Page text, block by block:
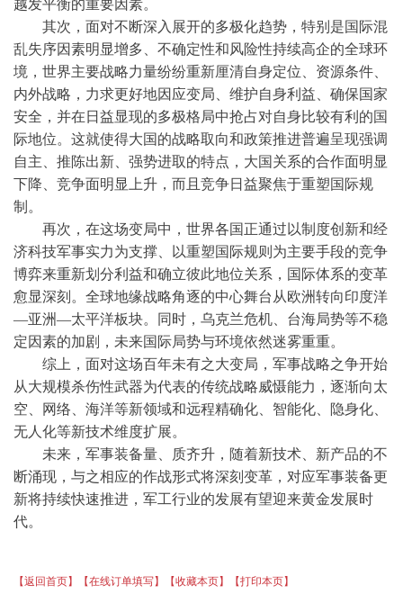
越发平衡的重要因素。
其次，面对不断深入展开的多极化趋势，特别是国际混
乱失序因素明显增多、不确定性和风险性持续高企的全球环
境，世界主要战略力量纷纷重新厘清自身定位、资源条件、
内外战略，力求更好地因应变局、维护自身利益、确保国家
安全，并在日益显现的多极格局中抢占对自身比较有利的国
际地位。这就使得大国的战略取向和政策推进普遍呈现强调
自主、推陈出新、强势进取的特点，大国关系的合作面明显
下降、竞争面明显上升，而且竞争日益聚焦于重塑国际规
制。
再次，在这场变局中，世界各国正通过以制度创新和经
济科技军事实力为支撑、以重塑国际规则为主要手段的竞争
博弈来重新划分利益和确立彼此地位关系，国际体系的变革
愈显深刻。全球地缘战略角逐的中心舞台从欧洲转向印度洋
—亚洲—太平洋板块。同时，乌克兰危机、台海局势等不稳
定因素的加剧，未来国际局势与环境依然迷雾重重。
综上，面对这场百年未有之大变局，军事战略之争开始
从大规模杀伤性武器为代表的传统战略威慑能力，逐渐向太
空、网络、海洋等新领域和远程精确化、智能化、隐身化、
无人化等新技术维度扩展。
未来，军事装备量、质齐升，随着新技术、新产品的不
断涌现，与之相应的作战形式将深刻变革，对应军事装备更
新将持续快速推进，军工行业的发展有望迎来黄金发展时
代。
【返回首页】 【在线订单填写】 【收藏本页】 【打印本页】